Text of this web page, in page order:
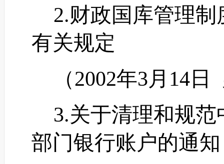
2.财政国库管理制
有关规定
（2002年3月14
3.关于清理和规范
部门银行账户的通知